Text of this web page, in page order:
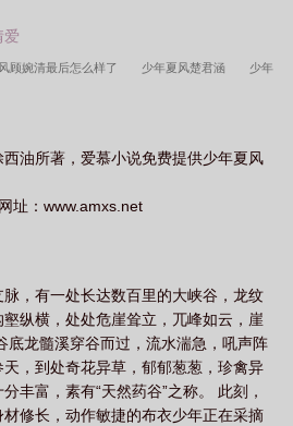
爱
顾婉清最后怎么样了 少年夏风楚君涵 少年
416 少年夏风免费阅读全文 少年夏完
夏风吹过少年城 少年夏风TXT 少年夏
阅读最新章节 少年夏之秋 少年夏风最新第
少年夏风499章全部章节预告 少年夏风617章更
第二部笔趣阁 少年夏风绿吗 少年夏风
少年夏风第131章 少年夏风全文 少年夏
油所著，爱慕小说免费提供少年夏风
址：www.amxs.net
，有一处长达数百里的大峡谷，龙纹
纵横，处处危崖耸立，兀峰如云，崖
底龙髓溪穿谷而过，流水湍急，吼声阵
，到处奇花异草，郁郁葱葱，珍禽异
丰富，素有“天然药谷”之称。 此刻，
修长，动作敏捷的布衣少年正在采摘